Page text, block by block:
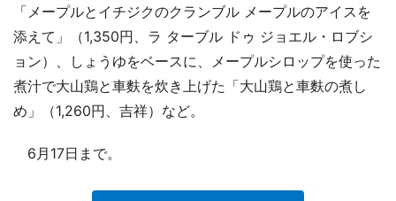
「メープルとイチジクのクランブル メープルのアイスを
添えて」（1,350円、ラ ターブル ドゥ ジョエル・ロブシ
ョン）、しょうゆをベースに、メープルシロップを使った
煮汁で大山鶏と車麩を炊き上げた「大山鶏と車麩の煮し
め」（1,260円、吉祥）など。
6月17日まで。